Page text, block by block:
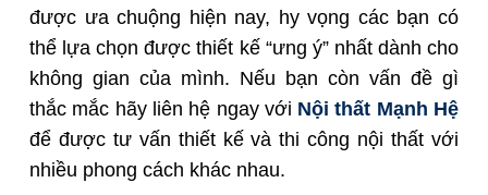
được ưa chuộng hiện nay, hy vọng các bạn có
thể lựa chọn được thiết kế “ưng ý” nhất dành cho
không gian của mình. Nếu bạn còn vấn đề gì
thắc mắc hãy liên hệ ngay với Nội thất Mạnh Hệ
để được tư vấn thiết kế và thi công nội thất với
nhiều phong cách khác nhau.